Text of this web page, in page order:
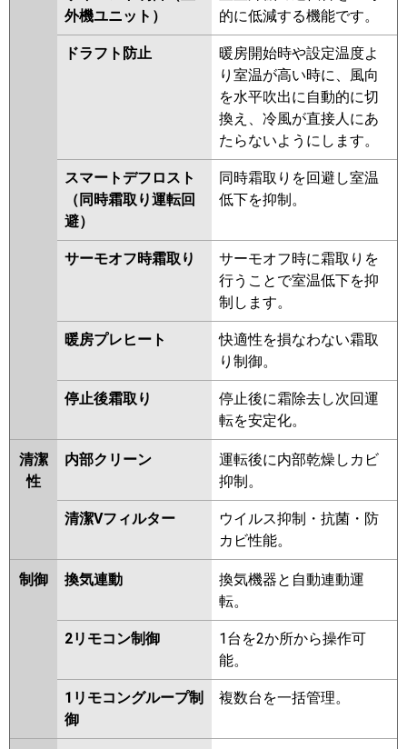
外機ユニット）
的に低減する機能です。
ドラフト防止
暖房開始時や設定温度よ
り室温が高い時に、風向
を水平吹出に自動的に切
換え、冷風が直接人にあ
たらないようにします。
スマートデフロスト
（同時霜取り運転回
避）
同時霜取りを回避し室温
低下を抑制。
サーモオフ時霜取り
サーモオフ時に霜取りを
行うことで室温低下を抑
制します。
暖房プレヒート
快適性を損なわない霜取
り制御。
停止後霜取り
停止後に霜除去し次回運
転を安定化。
清潔
性
内部クリーン
運転後に内部乾燥しカビ
抑制。
清潔Vフィルター
ウイルス抑制・抗菌・防
カビ性能。
制御 換気連動
換気機器と自動連動運
転。
2リモコン制御
1台を2か所から操作可
能。
1リモコングループ制
御
複数台を一括管理。